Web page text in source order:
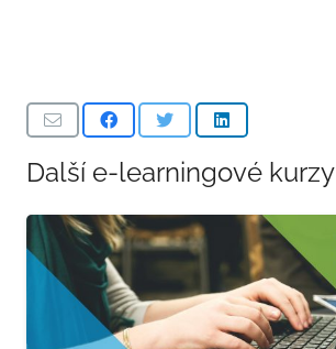
Další e-learningové kurzy